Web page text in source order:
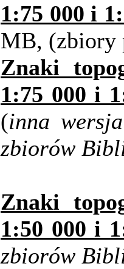
1:75 000 i
MB, (zbiory
Znaki
1:75 000 i
(inna
zbiorów
Znaki
1:50 000 i
zbiorów